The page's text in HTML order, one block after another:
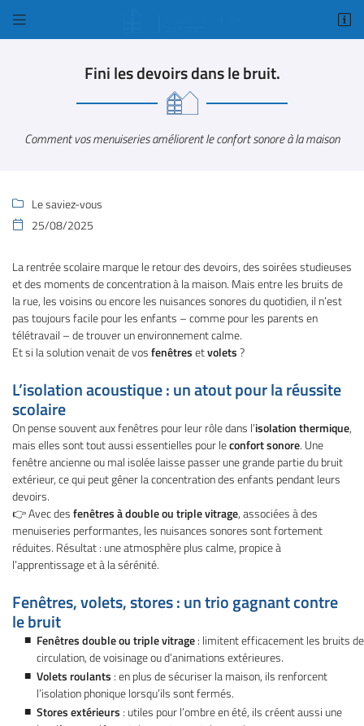
 
01 34 84 98 18
Code Captcha
 Rafraîchir le captcha
En cochant cette case, vous consentez à recevoir nos propositions commerciales à
Fini les devoirs dans le bruit.
Comment vos menuiseries améliorent le confort sonore à la maison
 Le saviez-vous
 25/08/2025
La rentrée scolaire marque le retour des devoirs, des soirées studieuses
et des moments de concentration à la maison. Mais entre les bruits de
la rue, les voisins ou encore les nuisances sonores du quotidien, il n’est
pas toujours facile pour les enfants – comme pour les parents en
télétravail – de trouver un environnement calme.
Et si la solution venait de vosfenêtresetvolets?
L’isolation acoustique : un atout pour la réussite
scolaire
On pense souvent aux fenêtres pour leur rôle dans l’isolation thermique,
mais elles sont tout aussi essentielles pour leconfort sonore. Une
fenêtre ancienne ou mal isolée laisse passer une grande partie du bruit
extérieur, ce qui peut gêner la concentration des enfants pendant leurs
devoirs.
👉 Avec desfenêtres à double ou triple vitrage, associées à des
menuiseries performantes, les nuisances sonores sont fortement
réduites. Résultat : une atmosphère plus calme, propice à
l’apprentissage et à la sérénité.
Fenêtres, volets, stores : un trio gagnant contre
le bruit
Fenêtres double ou triple vitrage: limitent efficacement les bruits de
circulation, de voisinage ou d’animations extérieures.
Volets roulants : en plus de sécuriser la maison, ils renforcent
l’isolation phonique lorsqu’ils sont fermés.
Stores extérieurs : utiles pour l’ombre en été, ils créent aussi une